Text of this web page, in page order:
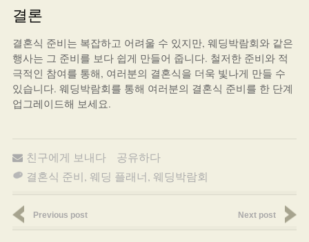
결론
결혼식 준비는 복잡하고 어려울 수 있지만, 웨딩박람회와 같은
행사는 그 준비를 보다 쉽게 만들어 줍니다. 철저한 준비와 적
극적인 참여를 통해, 여러분의 결혼식을 더욱 빛나게 만들 수
있습니다. 웨딩박람회를 통해 여러분의 결혼식 준비를 한 단계
업그레이드해 보세요.
친구에게 보내다
공유하다
결혼식 준비, 웨딩 플래너, 웨딩박람회
Previous post Next post